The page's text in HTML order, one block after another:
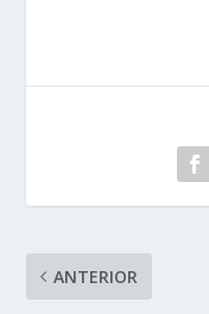
ANTERIOR